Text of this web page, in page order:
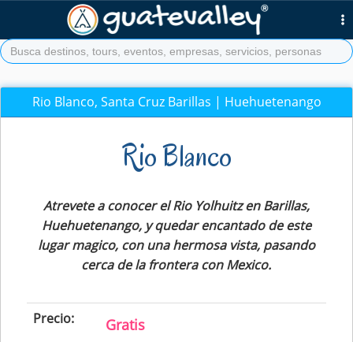
Rio Blanco, Santa Cruz Barillas | Huehuetenango
Rio Blanco
Atrevete a conocer el Rio Yolhuitz en Barillas,
Huehuetenango, y quedar encantado de este
lugar magico, con una hermosa vista, pasando
cerca de la frontera con Mexico.
Precio: Gratis